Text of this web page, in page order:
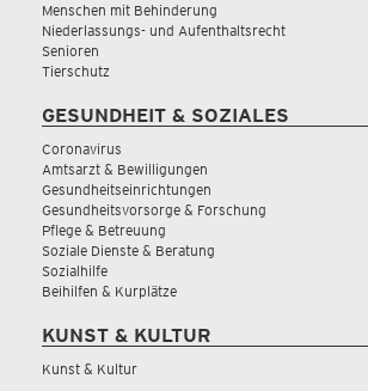
Menschen mit Behinderung
Niederlassungs- und Aufenthaltsrecht
Senioren
Tierschutz
GESUNDHEIT & SOZIALES
Coronavirus
Amtsarzt & Bewilligungen
Gesundheitseinrichtungen
Gesundheitsvorsorge & Forschung
Pflege & Betreuung
Soziale Dienste & Beratung
Sozialhilfe
Beihilfen & Kurplätze
KUNST & KULTUR
Kunst & Kultur